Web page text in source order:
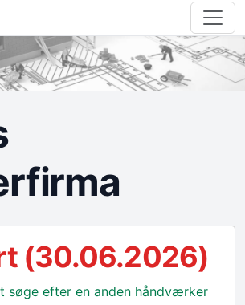
(30.06.2026)
søge efter en anden håndværker